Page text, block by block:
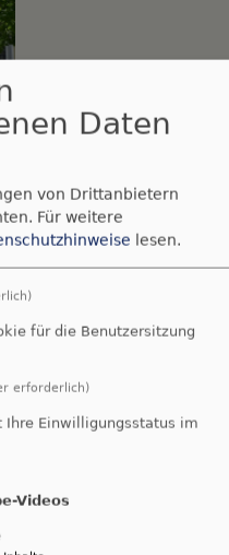
und Balgheim
Peter und Paul
und Balgheim
Daten
von Drittanbietern
Für weitere
lesen.
für die Benutzersitzung
erforderlich)
Ihre Einwilligungsstatus im
Videos